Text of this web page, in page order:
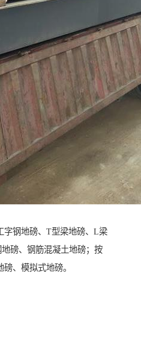
字钢地磅、T型梁地磅、L梁
磅、钢筋混凝土地磅；按
、模拟式地磅。